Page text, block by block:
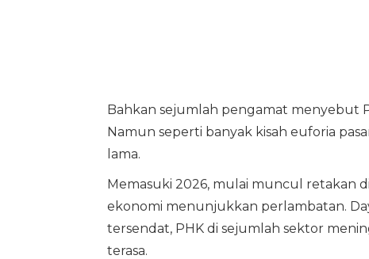
Bahkan sejumlah pengamat menyebut
Namun seperti banyak kisah euforia
lama.
Memasuki 2026, mulai muncul retakan
ekonomi menunjukkan perlambatan.
tersendat, PHK di sejumlah sektor
terasa.